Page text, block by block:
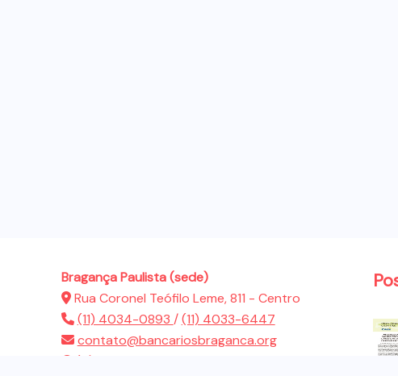
Bragança Paulista (sede)
Rua Coronel Teófilo Leme, 811 - Centro
(11) 4034-0893 /(11) 4033-6447
contato@bancariosbraganca.org
(11) 94286-5522